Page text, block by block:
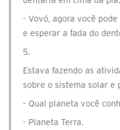
- Vovó, agora você
e esperar a fada do
5.
Estava fazendo as
sobre o sistema solar e
- Qual planeta você
- Planeta Terra.